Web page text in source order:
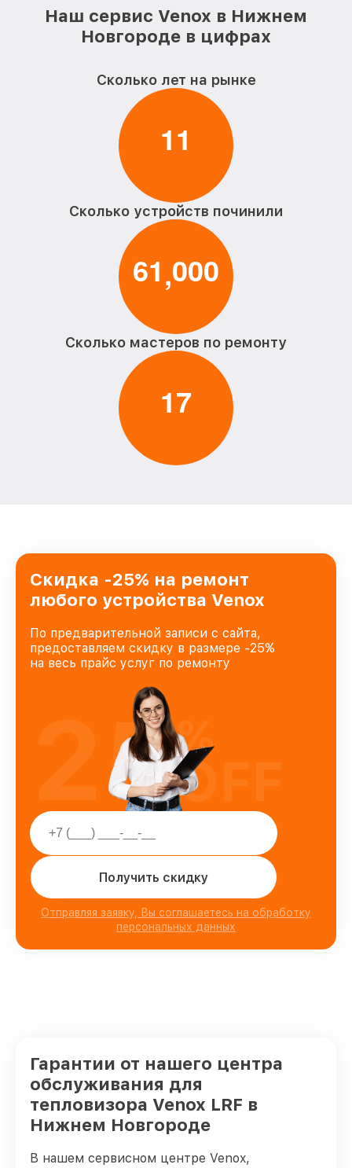
Наш сервис Venox в Нижнем
Новгороде в цифрах
Сколько лет на рынке
11
Сколько устройств починили
61,000
Сколько мастеров по ремонту
17
Скидка -25% на ремонт
любого устройства Venox
По предварительной записи с сайта,
предоставляем скидку в размере -25%
на весь прайс услуг по ремонту
Получить скидку
Отправляя заявку, Вы соглашаетесь на обработку
персональных данных
25%
OFF
Гарантии от нашего центра
обслуживания для
тепловизора Venox LRF в
Нижнем Новгороде
В нашем сервисном центре Venox,